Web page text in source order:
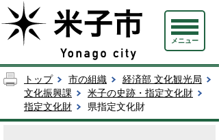
メニュー
トップ 市の組織
経済部 文化観光局
文化振興課
米子の史跡・指定文化財
指定文化財
県指定文化財